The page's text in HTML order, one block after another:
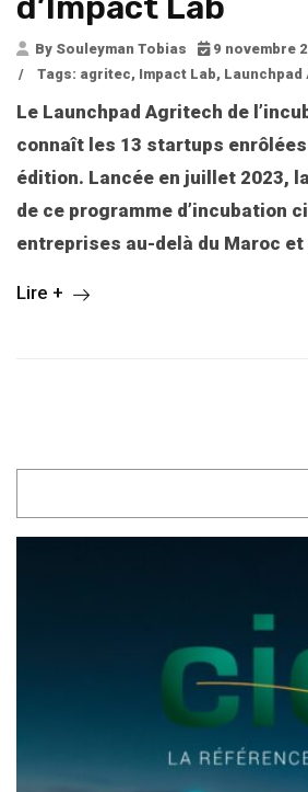
d’Impact Lab
By Souleyman Tobias
9 novembre
/
Tags: agritec, Impact Lab, Launchpad
Le Launchpad Agritech de
connaît les 13 startups
édition. Lancée en juillet 2023,
de ce programme d’incubation
entreprises au-delà du Maroc et
Lire +